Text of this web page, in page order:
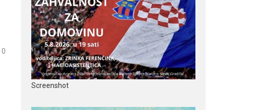
0
Screenshot